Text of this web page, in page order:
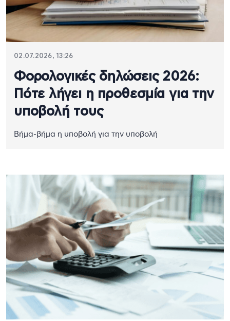
02.07.2026, 13:26
Φορολογικές δηλώσεις 2026:
Πότε λήγει η προθεσμία για την
υποβολή τους
Βήμα-βήμα η υποβολή για την υποβολή